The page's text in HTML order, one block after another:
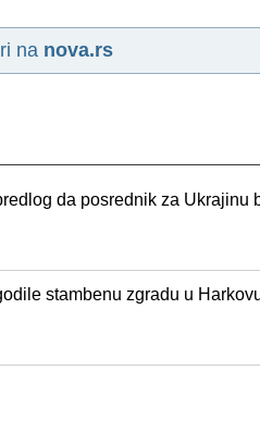
na nova.rs
da posrednik za Ukrajinu
stambenu zgradu u